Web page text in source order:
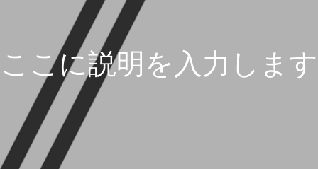
こに説明を入力し ます